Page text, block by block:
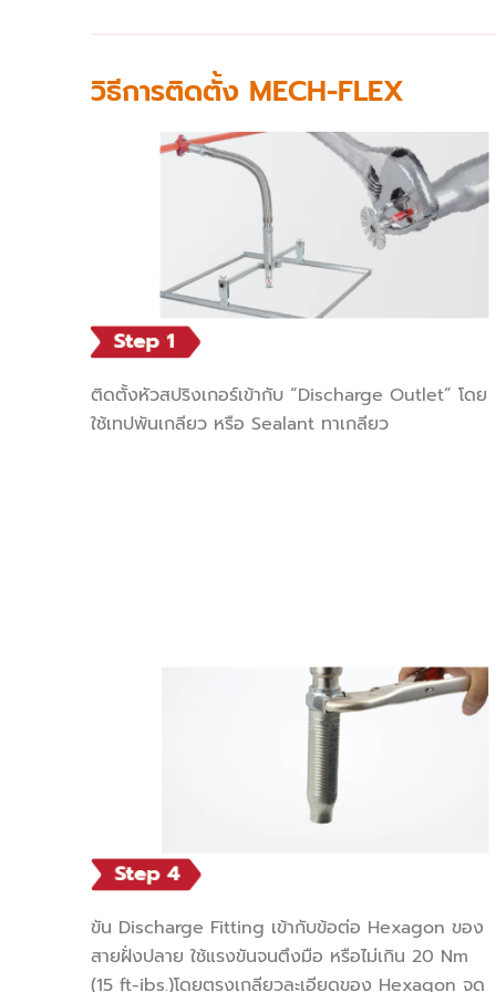
วิธีการติดตั้ง MECH-FLEX
ติดตั้งหัวสปริงเกอร์เข้ากับ “Discharge Outlet” โดย
ใช้เทปพันเกลียว หรือ Sealant ทาเกลียว
ขัน Discharge Fitting เข้ากับข้อต่อ Hexagon ของ
สายฝั่งปลาย ใช้แรงขันจนตึงมือ หรือไม่เกิน 20 Nm
(15 ft-ibs.)โดยตรงเกลียวละเอียดของ Hexagon จุด